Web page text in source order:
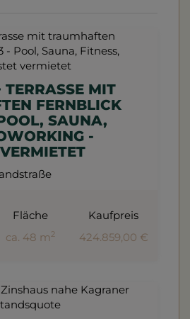
MIT
FERNBLICK
SAUNA,
-
Fläche
ca. 48 m2
Kaufpreis
424.859,00 €